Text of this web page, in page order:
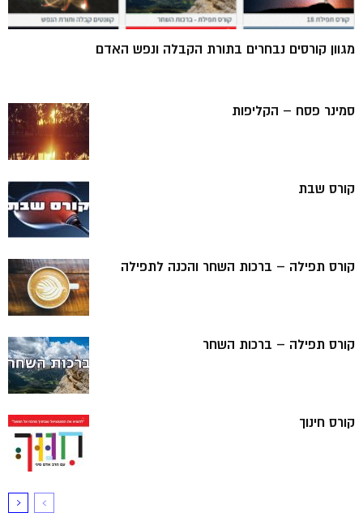
מגוון קורסים נבחרים בתורת הקבלה ונפש האדם
סמינר פסח – הקליפות
קורס שבת
קורס תפילה – ברכות השחר והכנה לתפילה
קורס תפילה – ברכות השחר
קורס חינוך